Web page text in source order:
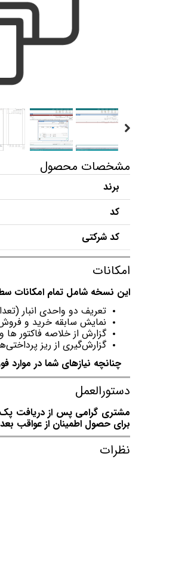
مشخصات محصول
برند
کد
کد شرکتی
امکانات
این نسخه شامل تمام امكانات
تعریف دو واحدی انبار
نمایش سابقه خرید و
گزارش از خلاصه فاکتور ها
گزارش‌گیری از ریز
چنانچه نیازهای شما در موارد
دستورالعمل
مشتری گرامی پس از دریافت پک
برای حصول اطمینان از عواقب
نظرات